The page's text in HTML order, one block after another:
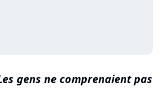
gens ne comprenaient pas